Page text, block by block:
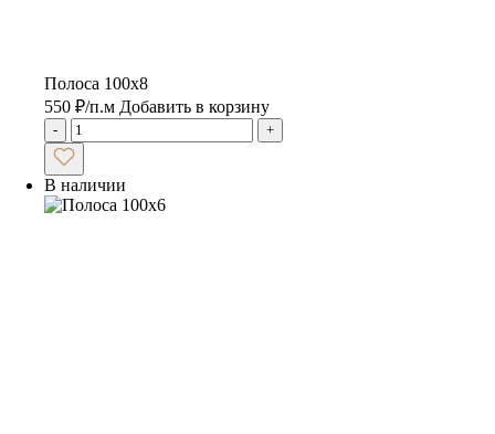
Полоса 100х8
550 ₽/п.м Добавить в корзину
- +
В наличии